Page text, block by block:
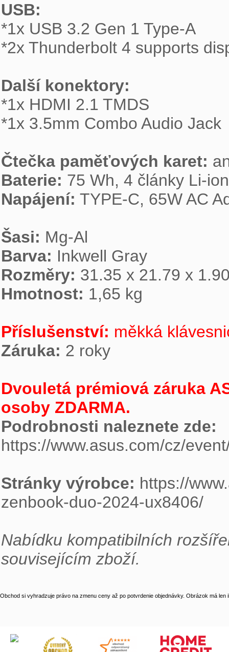
USB:
*1x USB 3.2 Gen 1 Type-A
*2x Thunderbolt 4 supports
Další konektory:
*1x HDMI 2.1 TMDS
*1x 3.5mm Combo Audio Jack
Čtečka paměťových karet:
Baterie:
Napájení: TYPE-C, 65W AC
Šasi:
Barva:
Rozměry:
Hmotnost: 1,65 kg
Příslušenství: měkká
Záruka: 2 roky
Dvouletá prémiová záruka
osoby ZDARMA.
Podrobnosti naleznete zde:
https://www.asus.com/cz/
Stránky výrobce: https://
zenbook-duo-2024-ux8406/
Nabídku kompatibilních
souvisejícím zboží.
Obchod si vyhradzuje právo na zmenu ceny až po potvrdenie objednávky. Obrázok má len